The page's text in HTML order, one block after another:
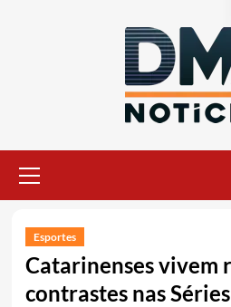
principal
Esportes
Catarinenses vivem
contrastes nas